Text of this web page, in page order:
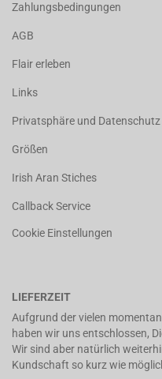
Zahlungsbedingungen
AGB
Flair erleben
Links
Privatsphäre und Datenschutz
Größen
Irish Aran Stiches
Callback Service
Cookie Einstellungen
LIEFERZEIT
Aufgrund der vielen
haben wir uns entschlossen,
Wir sind aber natürlich
Kundschaft so kurz wie